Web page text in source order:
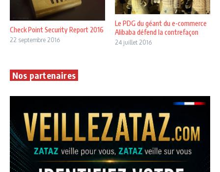
Check Point Security Report 2016
22 septembre 2016
Le PDG du géant du e-commerce
Alibaba défend la contrefaçon
24 juillet 2016
Nos partenaires